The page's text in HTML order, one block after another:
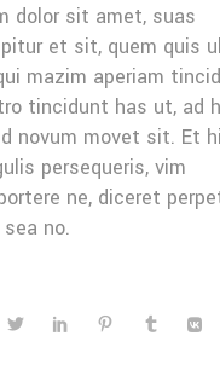
dolor sit amet, suas
et sit, quem quis
mazim aperiam
tincidunt has ut, ad
novum movet sit. Et
persequeris, vim
ne, diceret
no.